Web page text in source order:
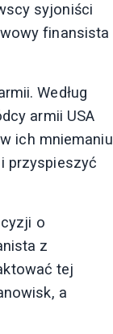
syjoniści
finansista
Według
armii USA
ich mniemaniu
przyspieszyć
o
z
tej
a